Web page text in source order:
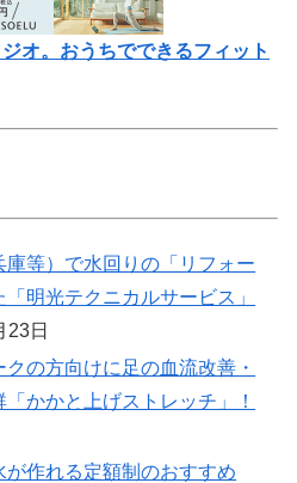
オ。おうちでできるフィット
等）で水回りの「リフォー
明光テクニカルサービス」
23日
の方向けに足の血流改善・
かかと上げストレッチ」！
作れる定額制のおすすめ